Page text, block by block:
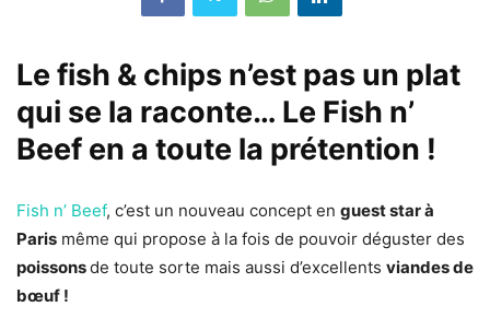
Le fish & chips n’est pas un plat
qui se la raconte… Le Fish n’
Beefen a toute la prétention !
Fish n’ Beef, c’est un nouveau concept en guest star à
Paris même qui propose à la fois de pouvoir déguster des
poissonsde toute sorte mais aussi d’excellents viandes de
bœuf !